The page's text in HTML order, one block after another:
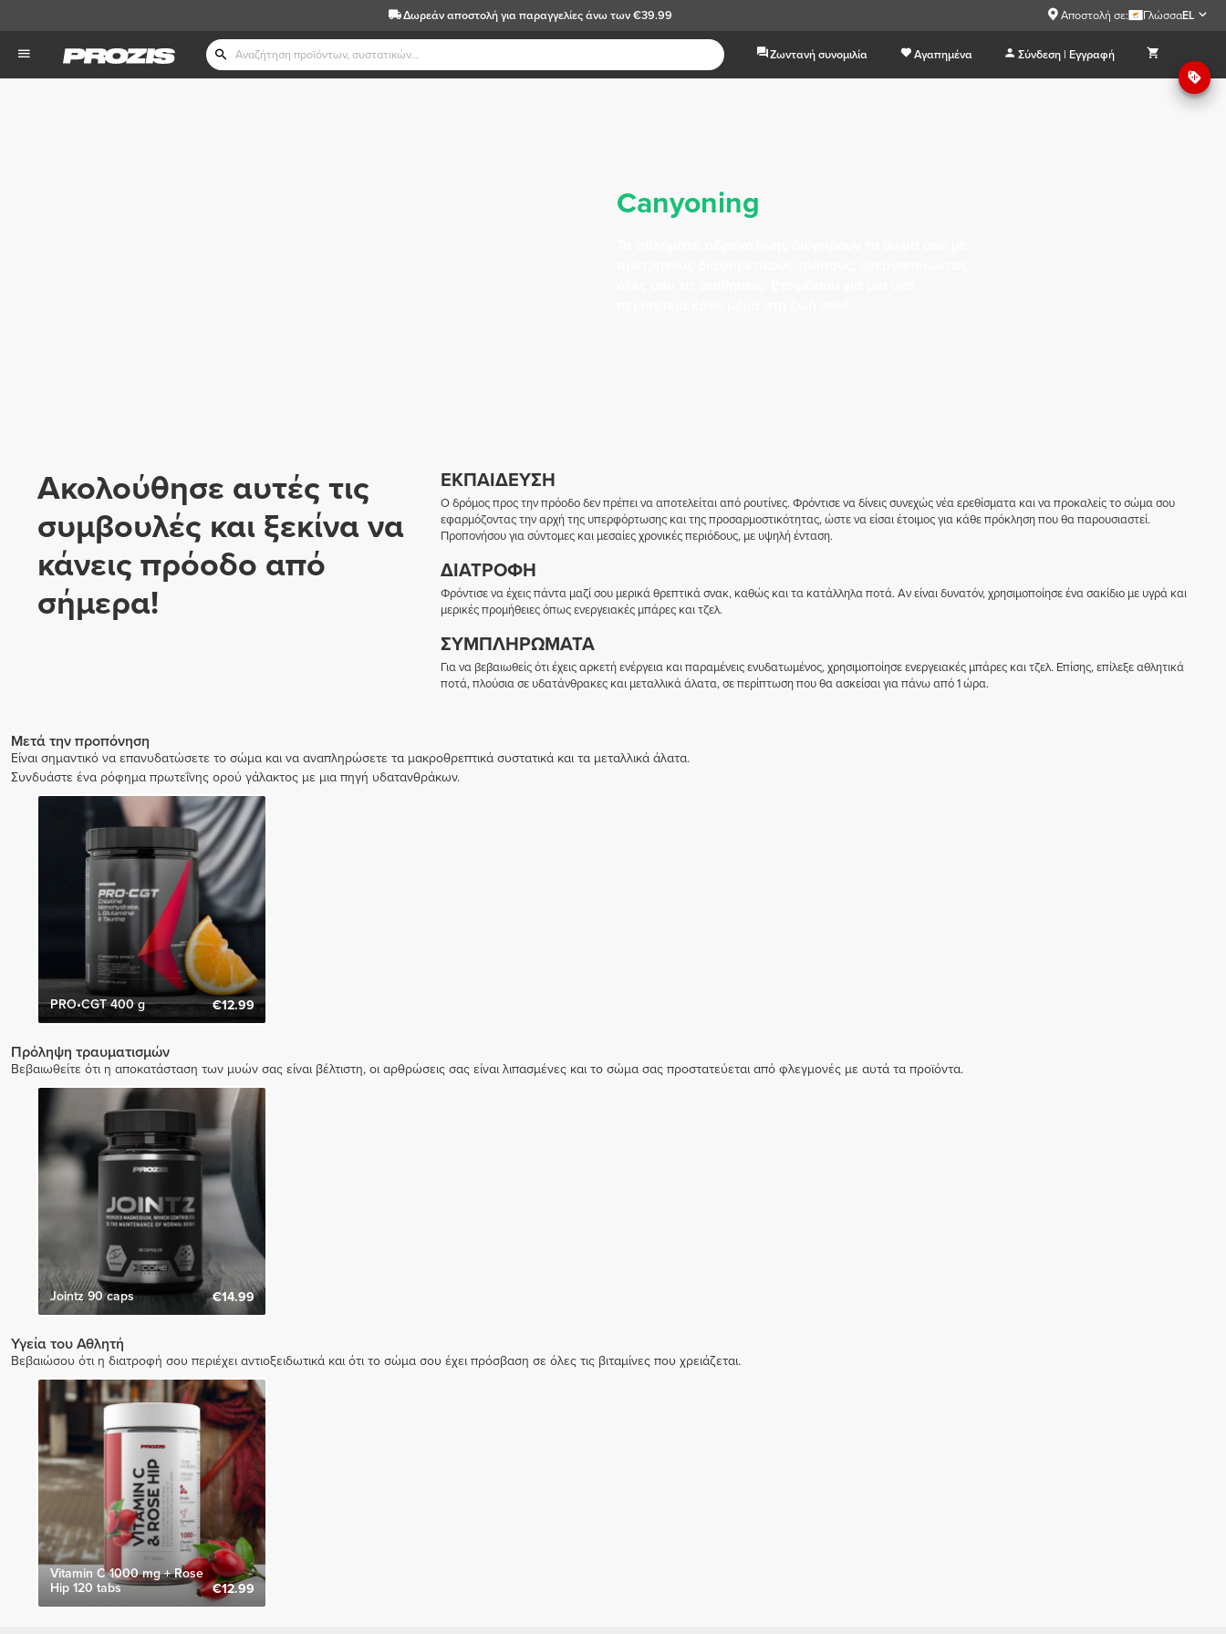
Δωρεάν αποστολήγια παραγγελίες άνω των €39.99 Αποστολή σε: ΓλώσσαEL
Ζωντανή συνομιλία Αγαπημένα Σύνδεση | Εγγραφή
Canyoning
Ακολούθησε αυτές τις
συμβουλές και ξεκίνα να
κάνεις πρόοδο από
σήμερα!
ΕΚΠΑΊΔΕΥΣΗ
Ο δρόμος προς την πρόοδο δεν πρέπει να αποτελείται από ρουτίνες. Φρόντισε να δίνεις συνεχώς νέα ερεθίσματα και να προκαλείς το σώμα σου
εφαρμόζοντας την αρχή της υπερφόρτωσης και της προσαρμοστικότητας, ώστε να είσαι έτοιμος για κάθε πρόκληση που θα παρουσιαστεί.
Προπονήσου για σύντομες και μεσαίες χρονικές περιόδους, με υψηλή ένταση.
ΔΙΑΤΡΟΦΉ
Φρόντισε να έχεις πάντα μαζί σου μερικά θρεπτικά σνακ, καθώς και τα κατάλληλα ποτά. Αν είναι δυνατόν, χρησιμοποίησε ένα σακίδιο με υγρά και
μερικές προμήθειες όπως ενεργειακές μπάρες και τζελ.
ΣΥΜΠΛΗΡΏΜΑΤΑ
Για να βεβαιωθείς ότι έχεις αρκετή ενέργεια και παραμένεις ενυδατωμένος, χρησιμοποίησε ενεργειακές μπάρες και τζελ. Επίσης, επίλεξε αθλητικά
ποτά, πλούσια σε υδατάνθρακες και μεταλλικά άλατα, σε περίπτωση που θα ασκείσαι για πάνω από 1 ώρα.
Μετά την προπόνηση
Είναι σημαντικό να επανυδατώσετε το σώμα και να αναπληρώσετε τα μακροθρεπτικά συστατικά και τα μεταλλικά άλατα.
Συνδυάστε ένα ρόφημα πρωτεΐνης ορού γάλακτος με μια πηγή υδατανθράκων.
PRO•CGT 400 g €12.99
Πρόληψη τραυματισμών
Βεβαιωθείτε ότι η αποκατάσταση των μυών σας είναι βέλτιστη, οι αρθρώσεις σας είναι λιπασμένες και το σώμα σας προστατεύεται από φλεγμονές με αυτά τα προϊόντα.
Jointz 90 caps €14.99
Υγεία του Αθλητή
Βεβαιώσου ότι η διατροφή σου περιέχει αντιοξειδωτικά και ότι το σώμα σου έχει πρόσβαση σε όλες τις βιταμίνες που χρειάζεται.
Vitamin C 1000 mg + Rose
Hip 120 tabs
€12.99